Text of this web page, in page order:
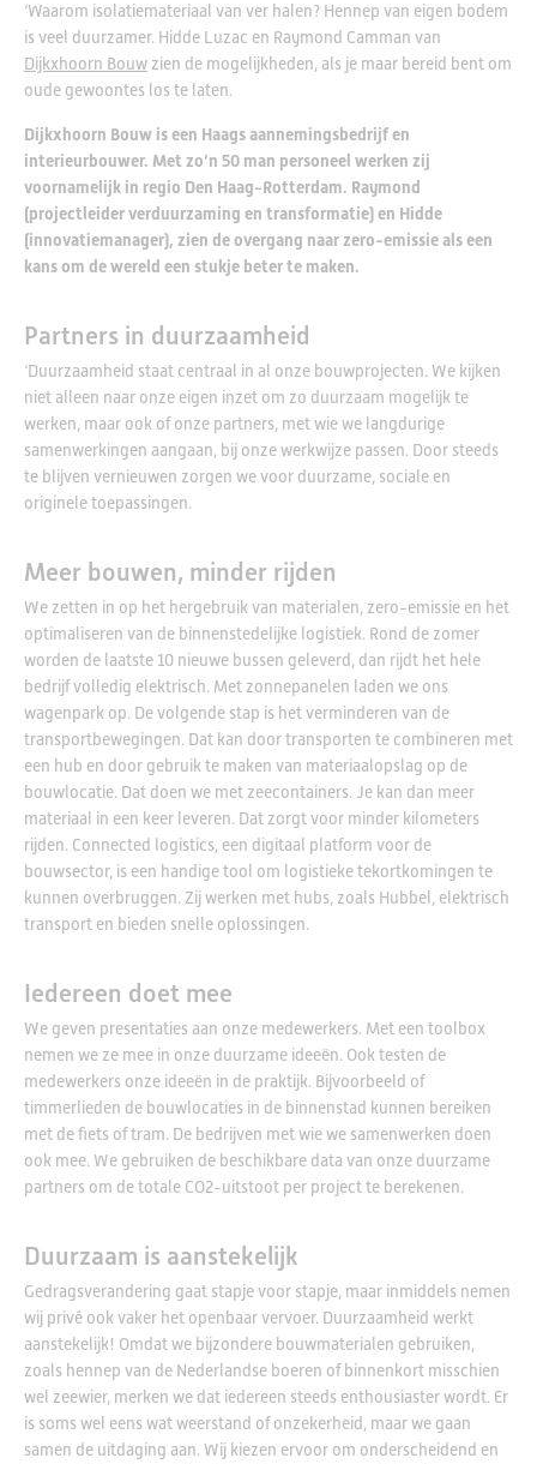
‘Waarom isolatiemateriaal van ver halen? Hennep van eigen bodem
is veel duurzamer. Hidde Luzac en Raymond Camman van
Dijkxhoorn Bouw zien de mogelijkheden, als je maar bereid bent om
oude gewoontes los te laten.
Dijkxhoorn Bouw is een Haags aannemingsbedrijf en
interieurbouwer. Met zo’n 50 man personeel werken zij
voornamelijk in regio Den Haag-Rotterdam. Raymond
(projectleider verduurzaming en transformatie) en Hidde
(innovatiemanager), zien de overgang naar zero-emissie als een
kans om de wereld een stukje beter te maken.
Partners in duurzaamheid
‘Duurzaamheid staat centraal in al onze bouwprojecten. We kijken
niet alleen naar onze eigen inzet om zo duurzaam mogelijk te
werken, maar ook of onze partners, met wie we langdurige
samenwerkingen aangaan, bij onze werkwijze passen. Door steeds
te blijven vernieuwen zorgen we voor duurzame, sociale en
originele toepassingen.
Meer bouwen, minder rijden
We zetten in op het hergebruik van materialen, zero-emissie en het
optimaliseren van de binnenstedelijke logistiek. Rond de zomer
worden de laatste 10 nieuwe bussen geleverd, dan rijdt het hele
bedrijf volledig elektrisch. Met zonnepanelen laden we ons
wagenpark op. De volgende stap is het verminderen van de
transportbewegingen. Dat kan door transporten te combineren met
een hub en door gebruik te maken van materiaalopslag op de
bouwlocatie. Dat doen we met zeecontainers. Je kan dan meer
materiaal in een keer leveren. Dat zorgt voor minder kilometers
rijden. Connected logistics, een digitaal platform voor de
bouwsector, is een handige tool om logistieke tekortkomingen te
kunnen overbruggen. Zij werken met hubs, zoals Hubbel, elektrisch
transport en bieden snelle oplossingen.
Iedereen doet mee
We geven presentaties aan onze medewerkers. Met een toolbox
nemen we ze mee in onze duurzame ideeën. Ook testen de
medewerkers onze ideeën in de praktijk. Bijvoorbeeld of
timmerlieden de bouwlocaties in de binnenstad kunnen bereiken
met de fiets of tram. De bedrijven met wie we samenwerken doen
ook mee. We gebruiken de beschikbare data van onze duurzame
partners om de totale CO2-uitstoot per project te berekenen.
Duurzaam is aanstekelijk
Gedragsverandering gaat stapje voor stapje, maar inmiddels nemen
wij privé ook vaker het openbaar vervoer. Duurzaamheid werkt
aanstekelijk! Omdat we bijzondere bouwmaterialen gebruiken,
zoals hennep van de Nederlandse boeren of binnenkort misschien
wel zeewier, merken we dat iedereen steeds enthousiaster wordt. Er
is soms wel eens wat weerstand of onzekerheid, maar we gaan
samen de uitdaging aan. Wij kiezen ervoor om onderscheidend en